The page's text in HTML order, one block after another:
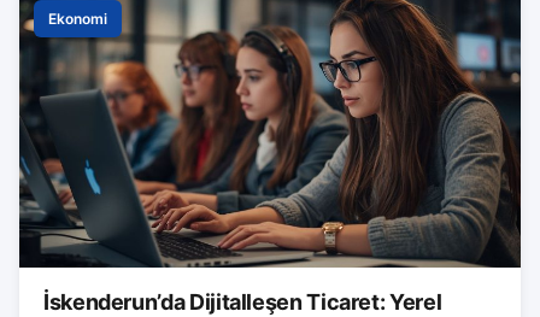
Ekonomi
İskenderun’da Dijitalleşen Ticaret: Yerel